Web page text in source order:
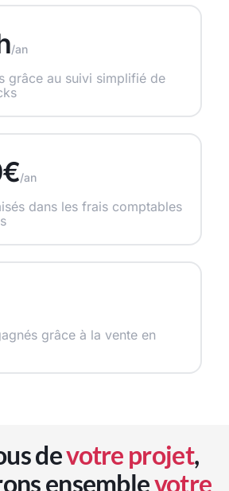
/an
grâce au suivi simplifié de
/an
dans les frais comptables
grâce à la vente en
devotre projet,
ensemblevotre